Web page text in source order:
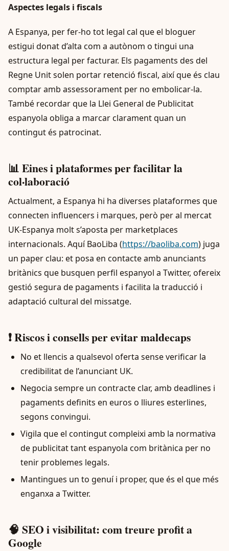
Aspectes legals i fiscals
A Espanya, per fer-ho tot legal cal que el bloguer
estigui donat d’alta com a autònom o tingui una
estructura legal per facturar. Els pagaments des del
Regne Unit solen portar retenció fiscal, així que és clau
comptar amb assessorament per no embolicar-la.
També recordar que la Llei General de Publicitat
espanyola obliga a marcar clarament quan un
contingut és patrocinat.
📊 Eines i plataformes per facilitar la
col·laboració
Actualment, a Espanya hi ha diverses plataformes que
connecten influencers i marques, però per al mercat
UK-Espanya molt s’aposta per marketplaces
internacionals. Aquí BaoLiba (https://baoliba.com) juga
un paper clau: et posa en contacte amb anunciants
britànics que busquen perfil espanyol a Twitter, ofereix
gestió segura de pagaments i facilita la traducció i
adaptació cultural del missatge.
❗ Riscos i consells per evitar maldecaps
No et llencis a qualsevol oferta sense verificar la
credibilitat de l’anunciant UK.
Negocia sempre un contracte clar, amb deadlines i
pagaments definits en euros o lliures esterlines,
segons convingui.
Vigila que el contingut compleixi amb la normativa
de publicitat tant espanyola com britànica per no
tenir problemes legals.
Mantingues un to genuí i proper, que és el que més
enganxa a Twitter.
🧠 SEO i visibilitat: com treure profit a
Google